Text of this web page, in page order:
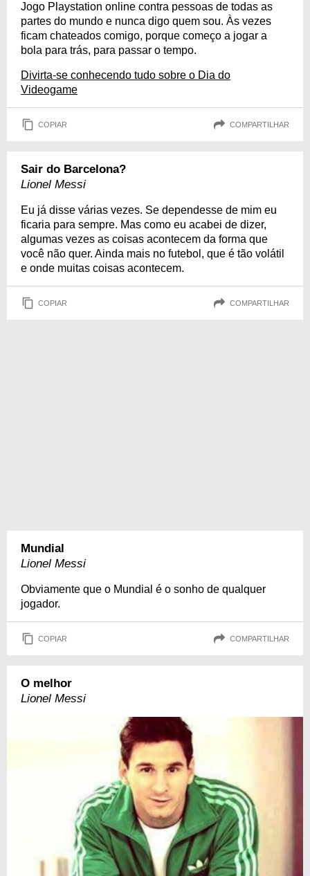
Jogo Playstation online contra pessoas de todas as
partes do mundo e nunca digo quem sou. Às vezes
ficam chateados comigo, porque começo a jogar a
bola para trás, para passar o tempo.
Divirta-se conhecendo tudo sobre o Dia do
Videogame
COPIAR COMPARTILHAR
Sair do Barcelona?
Lionel Messi
Eu já disse várias vezes. Se dependesse de mim eu
ficaria para sempre. Mas como eu acabei de dizer,
algumas vezes as coisas acontecem da forma que
você não quer. Ainda mais no futebol, que é tão volátil
e onde muitas coisas acontecem.
COPIAR COMPARTILHAR
Mundial
Lionel Messi
Obviamente que o Mundial é o sonho de qualquer
jogador.
COPIAR COMPARTILHAR
O melhor
Lionel Messi